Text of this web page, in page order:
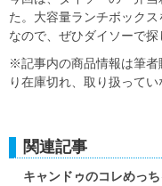
た。大容量ランチボック
なので、ぜひダイソーで探
※記事内の商品情報は筆者
り在庫切れ、取り扱ってい
関連記事
キャンドゥのコレめっ